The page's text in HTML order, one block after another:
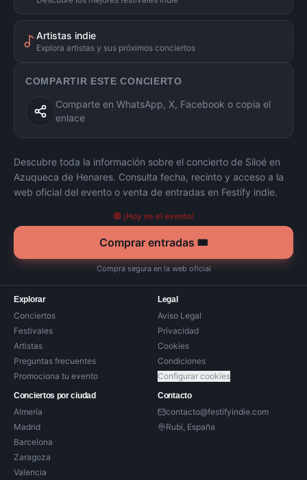
Artistas indie
Explora artistas y sus próximos conciertos
COMPARTIR ESTE CONCIERTO
Comparte en WhatsApp, X, Facebook o copia el
enlace
Descubre toda la información sobre el concierto de Siloé en
Azuqueca de Henares. Consulta fecha, recinto y acceso a la
web oficial del evento o venta de entradas en Festify indie.
🔴 ¡Hoy es el evento!
Comprar entradas 🎟️
Compra segura en la web oficial
Explorar
Conciertos
Festivales
Artistas
Preguntas frecuentes
Promociona tu evento
Legal
Aviso Legal
Privacidad
Cookies
Condiciones
Configurar cookies
Conciertos por ciudad
Almería
Madrid
Barcelona
Zaragoza
Valencia
Contacto
contacto@festifyindie.com
Rubí, España